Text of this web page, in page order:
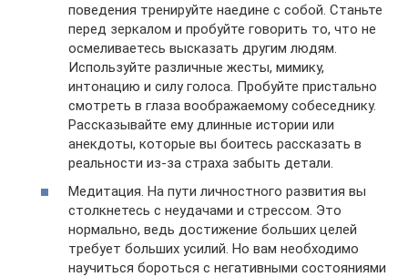
поведения тренируйте наедине с собой. Станьте
перед зеркалом и пробуйте говорить то, что не
осмеливаетесь высказать другим людям.
Используйте различные жесты, мимику,
интонацию и силу голоса. Пробуйте пристально
смотреть в глаза воображаемому собеседнику.
Рассказывайте ему длинные истории или
анекдоты, которые вы боитесь рассказать в
реальности из-за страха забыть детали.
Медитация. На пути личностного развития вы
столкнетесь с неудачами и стрессом. Это
нормально, ведь достижение больших целей
требует больших усилий. Но вам необходимо
научиться бороться с негативными состояниями